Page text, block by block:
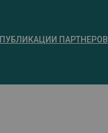
ПУБЛИКАЦИИ ПАРТНЕРОВ